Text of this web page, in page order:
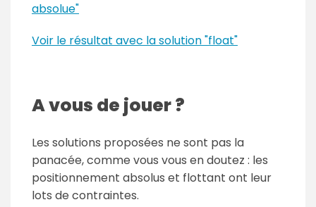
absolue"
Voir le résultat avec la solution "float"
A vous de jouer ?
Les solutions proposées ne sont pas la
panacée, comme vous vous en doutez : les
positionnement absolus et flottant ont leur
lots de contraintes.